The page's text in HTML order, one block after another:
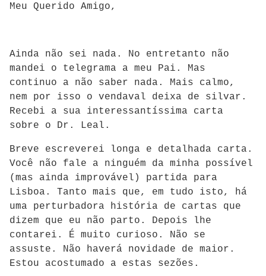
Meu Querido Amigo,
Ainda não sei nada. No entretanto não
mandei o telegrama a meu Pai. Mas
continuo a não saber nada. Mais calmo,
nem por isso o vendaval deixa de silvar.
Recebi a sua interessantíssima carta
sobre o Dr. Leal.
Breve escreverei longa e detalhada carta.
Você não fale a ninguém da minha possível
(mas ainda improvável) partida para
Lisboa. Tanto mais que, em tudo isto, há
uma perturbadora história de cartas que
dizem que eu não parto. Depois lhe
contarei. É muito curioso. Não se
assuste. Não haverá novidade de maior.
Estou acostumado a estas sezões.